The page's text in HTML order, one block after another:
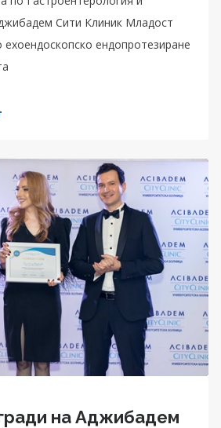
Сити Клиник Младост
ендопротезиране
на Аджибадем